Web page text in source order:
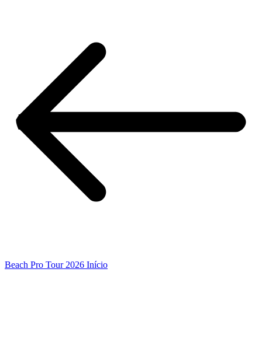
Beach Pro Tour 2026 Início